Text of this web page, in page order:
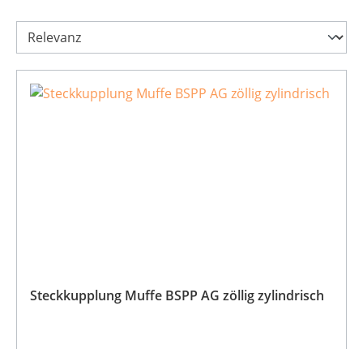
Steckkupplung Muffe BSPP AG zöllig zylindrisch